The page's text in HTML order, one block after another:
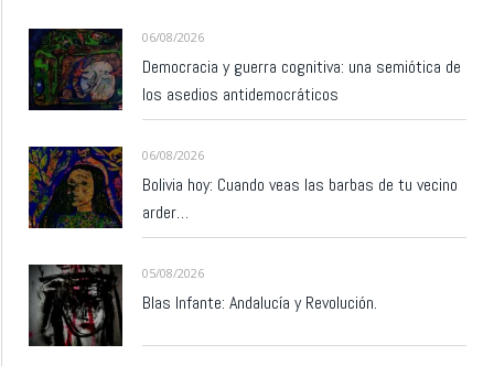
06/08/2026
Democracia y guerra cognitiva: una semiótica de
los asedios antidemocráticos
06/08/2026
Bolivia hoy: Cuando veas las barbas de tu vecino
arder…
05/08/2026
Blas Infante: Andalucía y Revolución.